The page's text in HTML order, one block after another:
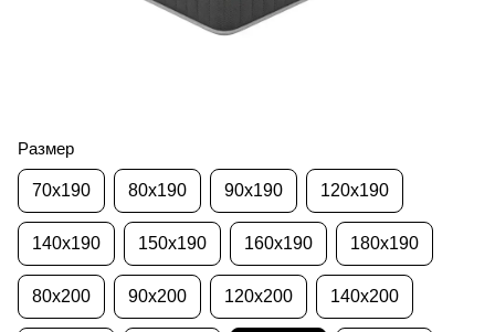
Размер
70x190 80x190 90x190 120x190
140x190 150x190 160x190 180x190
80x200 90x200 120x200 140x200